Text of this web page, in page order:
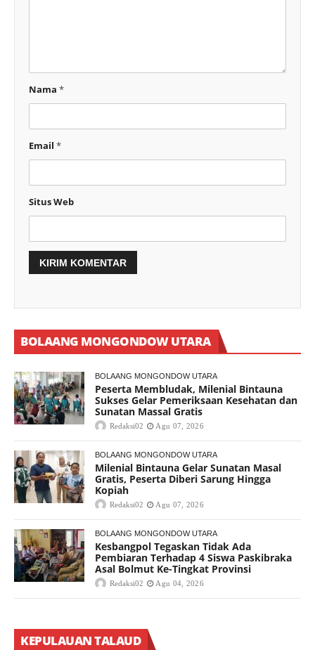
Nama *
Email *
Situs Web
BOLAANG MONGONDOW UTARA
BOLAANG MONGONDOW UTARA
Peserta Membludak, Milenial Bintauna
Sukses Gelar Pemeriksaan Kesehatan dan
Sunatan Massal Gratis
Redaksi02 Agu 07, 2026
BOLAANG MONGONDOW UTARA
Milenial Bintauna Gelar Sunatan Masal
Gratis, Peserta Diberi Sarung Hingga
Kopiah
Redaksi02 Agu 07, 2026
BOLAANG MONGONDOW UTARA
Kesbangpol Tegaskan Tidak Ada
Pembiaran Terhadap 4 Siswa Paskibraka
Asal Bolmut Ke-Tingkat Provinsi
Redaksi02 Agu 04, 2026
KEPULAUAN TALAUD